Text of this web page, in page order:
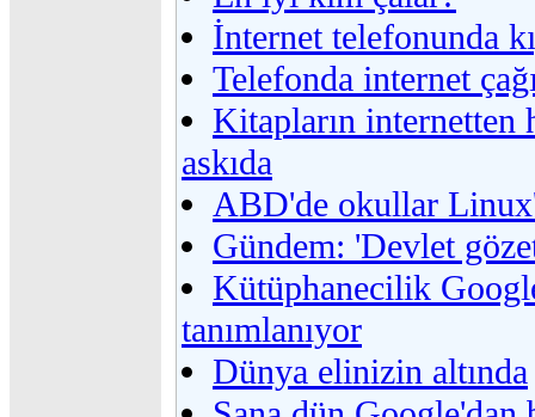
İnternet telefonunda
Telefonda internet
Kitapların internetten
askıda
ABD'de okullar
Gündem: 'Devlet
Kütüphanecilik
tanımlanıyor
Dünya elinizin altında